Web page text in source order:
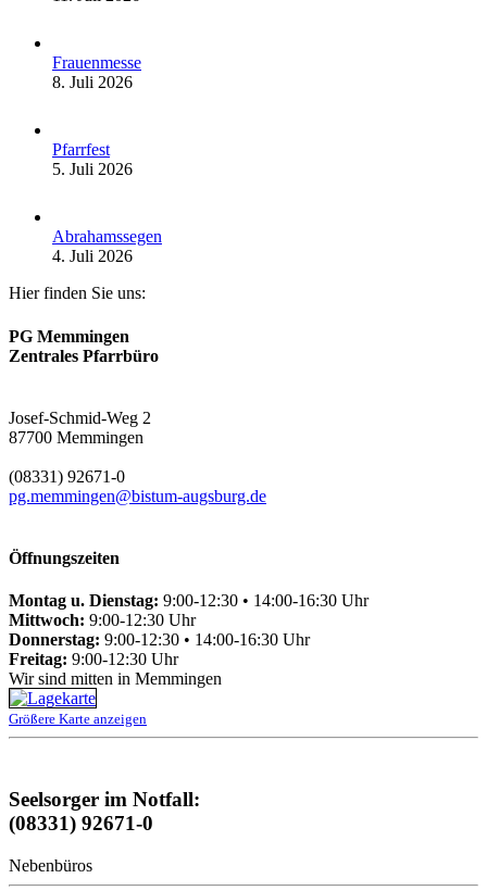
Frauenmesse
8. Juli 2026
Pfarrfest
5. Juli 2026
Abrahamssegen
4. Juli 2026
Hier finden Sie uns:
PG Memmingen
Zentrales Pfarrbüro
Josef-Schmid-Weg 2
87700 Memmingen
(08331) 92671-0
pg.memmingen@bistum-augsburg.de
Öffnungszeiten
Montag u. Dienstag: 9:00-12:30 • 14:00-16:30 Uhr
Mittwoch: 9:00-12:30 Uhr
Donnerstag: 9:00-12:30 • 14:00-16:30 Uhr
Freitag: 9:00-12:30 Uhr
Wir sind mitten in Memmingen
Größere Karte anzeigen
Seelsorger im Notfall:
(08331) 92671-0
Nebenbüros